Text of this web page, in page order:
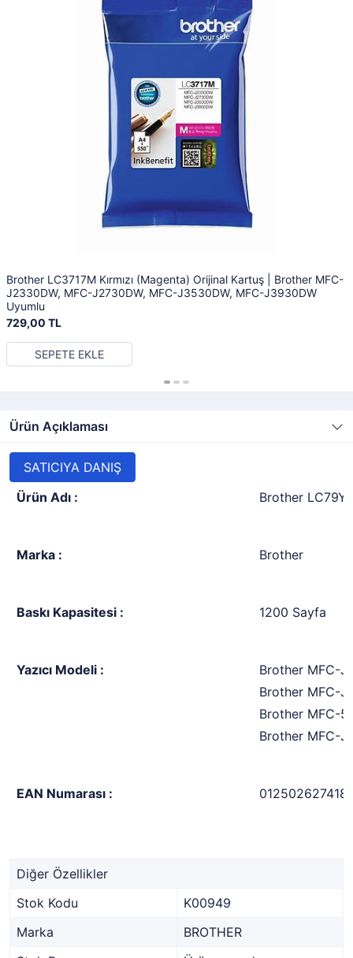
Brother LC3717M Kırmızı (Magenta) Orijinal Kartuş | Brother MFC-
J2330DW, MFC-J2730DW, MFC-J3530DW, MFC-J3930DW
Uyumlu
729,00 TL
SEPETE EKLE
Ürün Açıklaması
SATICIYA DANIŞ
Ürün Adı :
Brother LC79Y
Marka : Brother
Baskı Kapasitesi : 1200 Sayfa
Yazıcı Modeli :
Brother MFC-
Brother MFC-
Brother MFC-
Brother MFC-
EAN Numarası : 012502627418
Diğer Özellikler
Stok Kodu
K00949
Marka
BROTHER